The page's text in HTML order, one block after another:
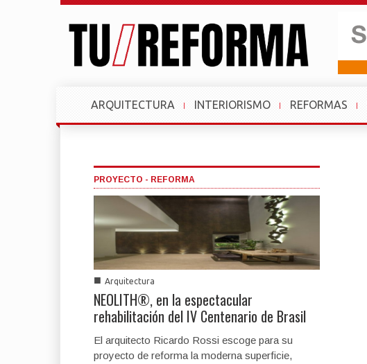
ARQUITECTURA INTERIORISMO REFORMAS
PROYECTO - REFORMA
■ Arquitectura
NEOLITH®, en la espectacular
rehabilitación del IV Centenario de Brasil
El arquitecto Ricardo Rossi escoge para su
proyecto de reforma la moderna superficie,